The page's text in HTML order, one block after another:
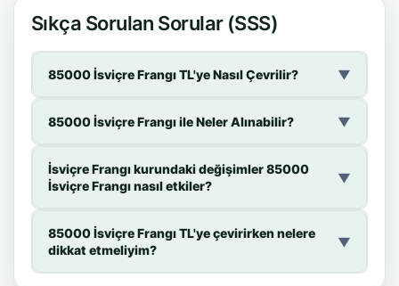
Sıkça Sorulan Sorular (SSS)
85000 İsviçre Frangı TL'ye Nasıl Çevrilir? ▼
85000 İsviçre Frangı ile Neler Alınabilir? ▼
İsviçre Frangı kurundaki değişimler 85000
İsviçre Frangı nasıl etkiler?
▼
85000 İsviçre Frangı TL'ye çevirirken nelere
dikkat etmeliyim?
▼